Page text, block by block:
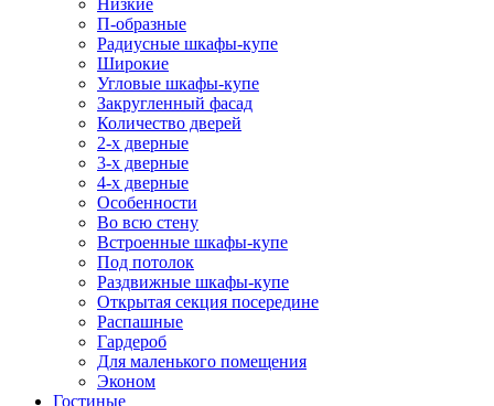
Низкие
П-образные
Радиусные шкафы-купе
Широкие
Угловые шкафы-купе
Закругленный фасад
Количество дверей
2-х дверные
3-х дверные
4-х дверные
Особенности
Во всю стену
Встроенные шкафы-купе
Под потолок
Раздвижные шкафы-купе
Открытая секция посередине
Распашные
Гардероб
Для маленького помещения
Эконом
Гостиные